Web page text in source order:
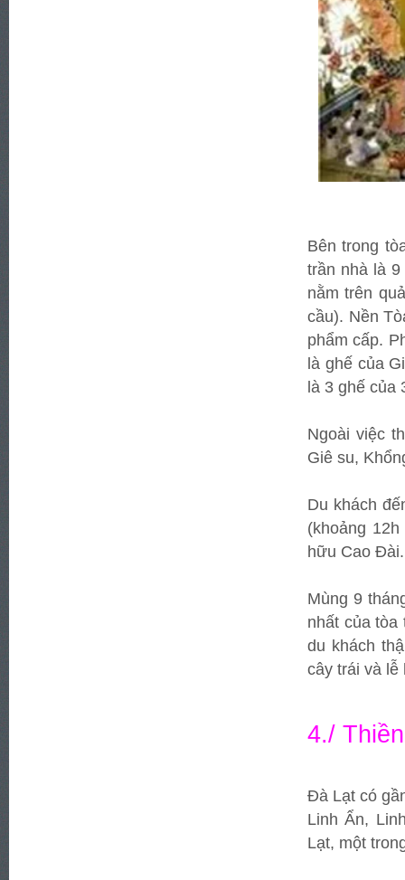
Bên trong
trần nhà là
nằm trên
cầu). Nền
phẩm cấp.
là ghế của
là 3 ghế của
Ngoài việc
Giê su,
Du khách
(khoảng
hữu Cao
Mùng 9
nhất của
du khách
cây trái và lễ
4./
Đà Lạt có
Linh Ẩn,
Lạt, một